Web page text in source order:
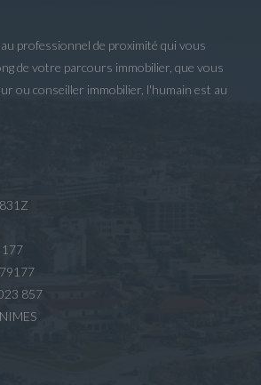
professionnel de proximité qui vous
de votre parcours immobilier, que vous
ou conseiller immobilier, l'humain est au
177
857